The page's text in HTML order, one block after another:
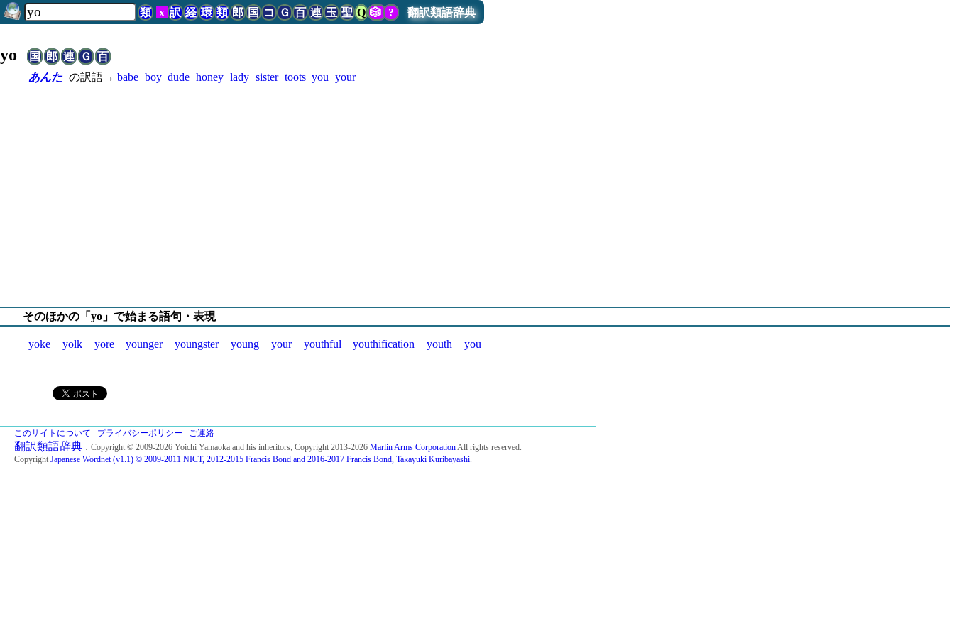
類 x 訳 経 環 類 郎 国 コ Ｇ 百 連 玉 聖 Q 🎲? 翻訳類語辞典
yo国 郎 連 Ｇ
百
あんた の訳語→ babe boy dude honey lady sister toots you your
そのほかの「yo」で始まる語句・表現
yoke yolk yore younger youngster young your youthful youthification youth you
このサイトについて プライバシーポリシー ご連絡
翻訳類語辞典 ．Copyright © 2009-2026 Yoichi Yamaoka and his inheritors; Copyright 2013-2026 Marlin Arms CorporationAll rights reserved.
Copyright Japanese Wordnet (v1.1) © 2009-2011 NICT, 2012-2015 Francis Bond and 2016-2017 Francis Bond, Takayuki Kuribayashi.